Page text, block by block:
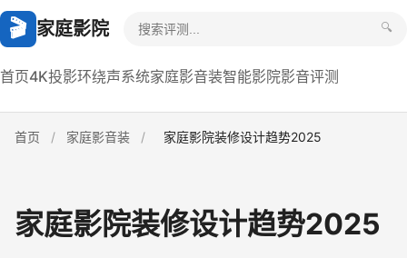
🎬 家庭影院
首页4K投影环绕声系统家庭影音装智能影院影音评测
🔍
首页 / 家庭影音装 / 家庭影院装修设计趋势2025
家庭影院装修设计趋势2025